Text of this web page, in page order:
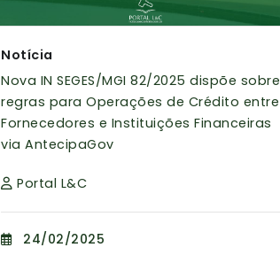
Notícia
Nova IN SEGES/MGI 82/2025 dispõe sobre
regras para Operações de Crédito entre
Fornecedores e Instituições Financeiras
via AntecipaGov
Portal L&C
24/02/2025